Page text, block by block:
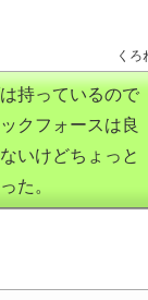
くろ
持っているので
クフォースは良
いけどちょっと
た。